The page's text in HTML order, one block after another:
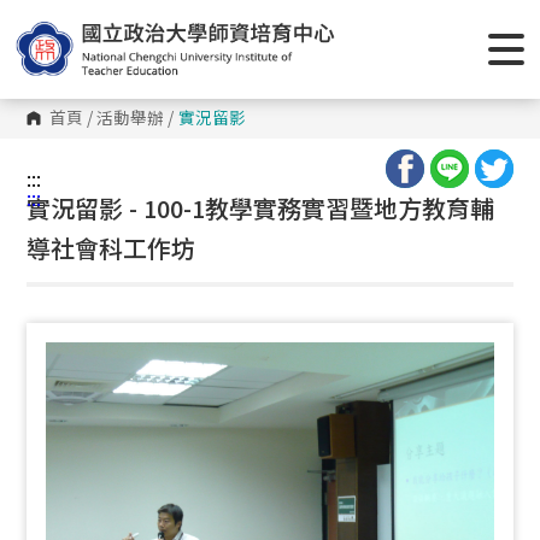
到
主
要
內
容
區 首頁 /活動舉辦 / 實況留影
:::
:::
實況留影 - 100-1教學實務實習暨地方教育輔
導社會科工作坊